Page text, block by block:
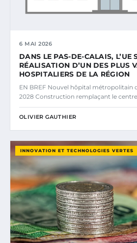
6 MAI 2026
DANS LE PAS-DE-CALAIS, L’UE
RÉALISATION D’UN DES PLUS
HOSPITALIERS DE LA RÉGION
EN BREF Nouvel hôpital métropolitain
2028 Construction remplaçant le
OLIVIER GAUTHIER
INNOVATION ET TECHNOLOGIES VERTES